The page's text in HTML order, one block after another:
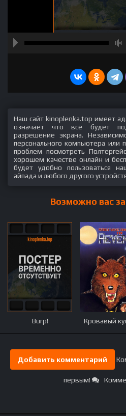
Наш сайт kinoplenka.top имеет
означает что всё будет
разрешение экрана.
персонального компьютера
проблем посмотреть
хорошем качестве онлайн и
будет удобно пользоваться
айпада и любого другого
Возможно вас
Burp! Кровавый
Добавить комментарий
первым!